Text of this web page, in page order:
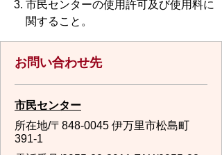
市民センターの使用許可及び使用料に
関すること。
お問い合わせ先
市民センター
所在地/〒848-0045 伊万里市松島町
391-1